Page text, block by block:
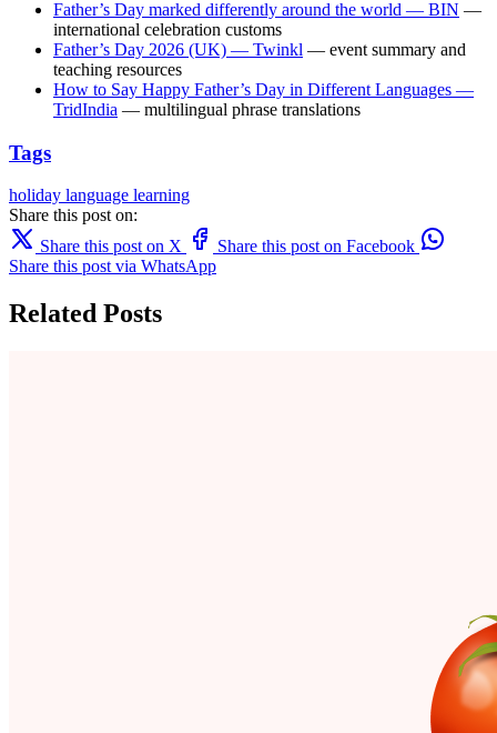
Father’s Day marked differently around the world — BIN —
international celebration customs
Father’s Day 2026 (UK) — Twinkl — event summary and
teaching resources
How to Say Happy Father’s Day in Different Languages —
TridIndia — multilingual phrase translations
Tags
holiday language learning
Share this post on:
Share this post on X
Share this post on Facebook
Share this post via WhatsApp
Related Posts